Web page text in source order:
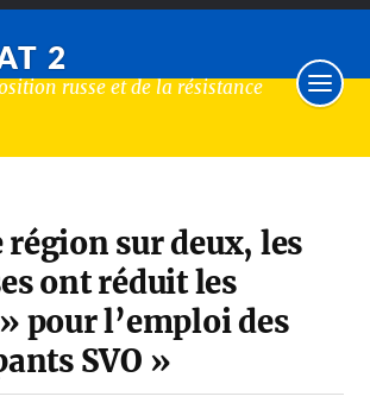
2
russe et de la résistance
région sur deux, les
ont réduit les
pour l’emploi des
SVO »